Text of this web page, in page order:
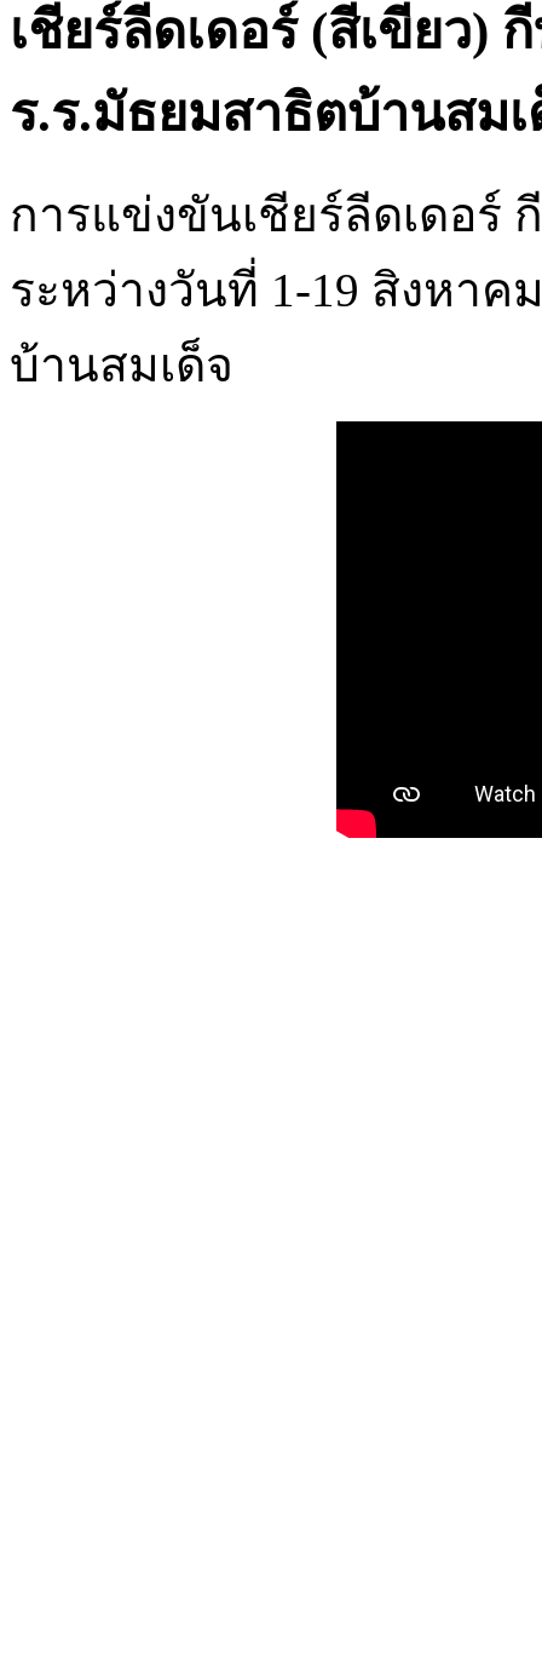
เชียร์ลีดเดอร์ (สีเขียว)
ร.ร.มัธยมสาธิตบ้านสม
การแข่งขันเชียร์ลีดเดอร์
ระหว่างวันที่ 1-19 สิงหาค
บ้านสมเด็จ